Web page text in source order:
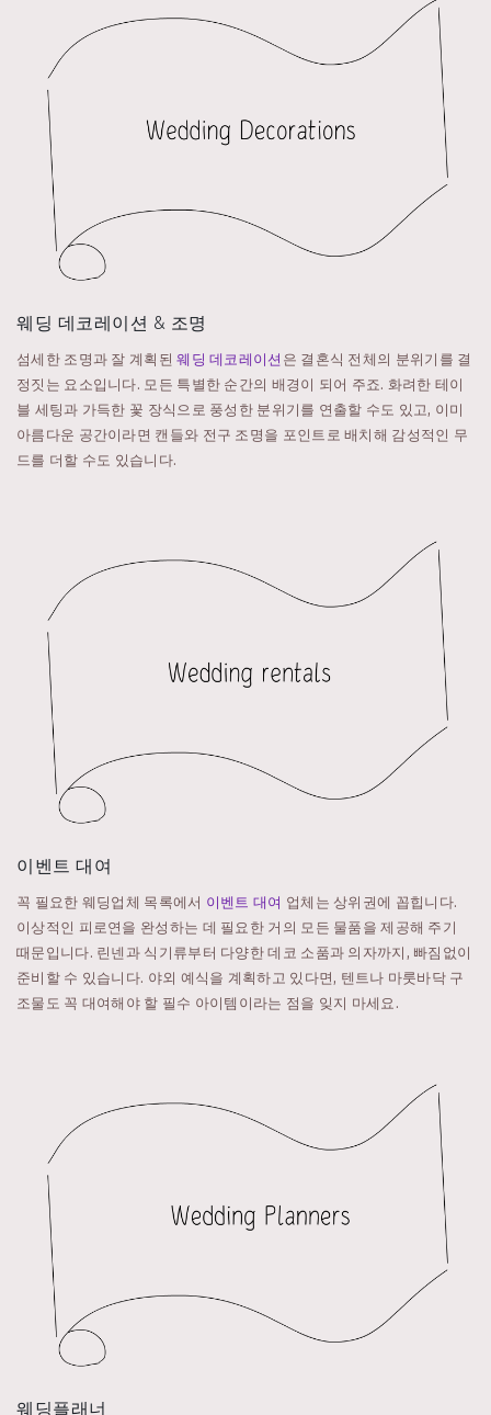
웨딩 데코레이션 & 조명
섬세한 조명과 잘 계획된웨딩 데코레이션 은 결혼식 전체의 분위기를 결
정짓는 요소입니다. 모든 특별한 순간의 배경이 되어 주죠. 화려한 테이
블 세팅과 가득한 꽃 장식으로 풍성한 분위기를 연출할 수도 있고, 이미
아름다운 공간이라면 캔들와 전구 조명을 포인트로 배치해 감성적인 무
드를 더할 수도 있습니다.
이벤트 대여
꼭 필요한 웨딩업체 목록에서 이벤트 대여 업체는 상위권에 꼽힙니다.
이상적인 피로연을 완성하는 데 필요한 거의 모든 물품을 제공해 주기
때문입니다. 린넨과 식기류부터 다양한 데코 소품과 의자까지, 빠짐없이
준비할 수 있습니다. 야외 예식을 계획하고 있다면, 텐트나 마룻바닥 구
조물도 꼭 대여해야 할 필수 아이템이라는 점을 잊지 마세요.
웨딩플래너